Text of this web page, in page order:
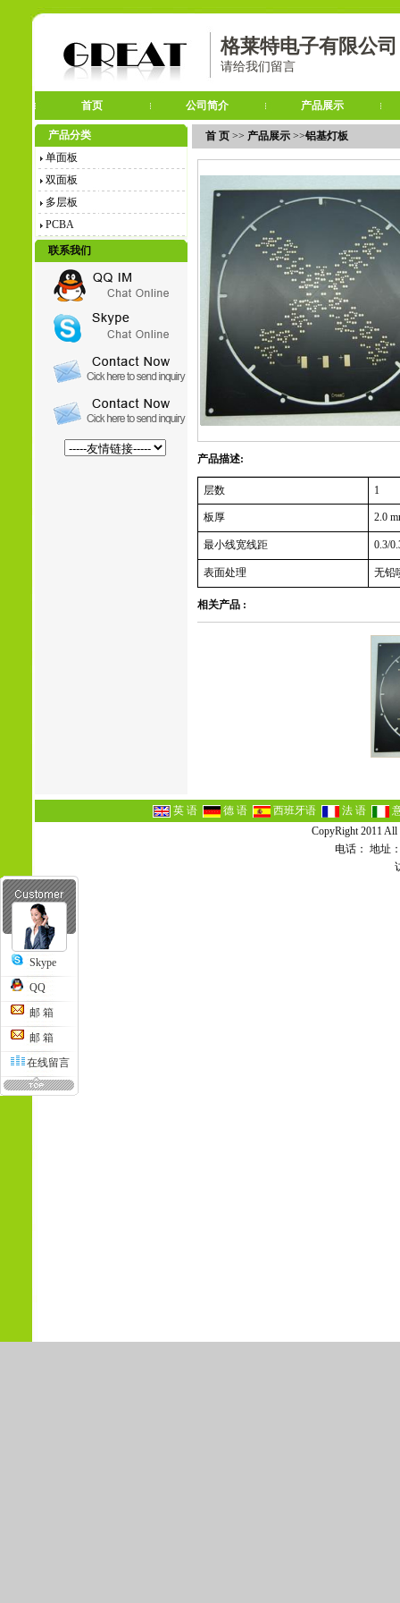
格莱特电子有限公司
请给我们留言
首页 公司简介 产品展示
产品分类
单面板
双面板
多层板
PCBA
联系我们
首 页>> 产品展示>>铝基灯板
产品描述:
层数 1
板厚 2.0
最小线宽线距 0.3/
表面处理 无铅
相关产品 :
英 语 德 语 西班牙语 法 语
CopyRight 2011 All
电话： 地址
Skype
QQ
邮 箱
邮 箱
在线留言